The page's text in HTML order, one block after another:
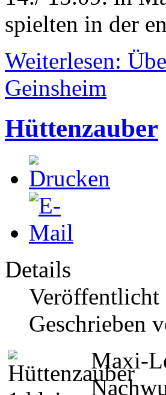
spielten in der
Weiterlesen:
Geinsheim
Hüttenzauber
Details
Veröffentlicht
Geschrieben
Maxi-